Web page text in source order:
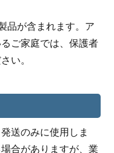
品が含まれます。ア
ご家庭では、保護者
い。
送のみに使用しま
合がありますが、業